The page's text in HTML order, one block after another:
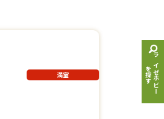
満室 ライゼホビー
を探す